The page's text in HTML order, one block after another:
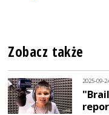
Zobacz także
2025-09-